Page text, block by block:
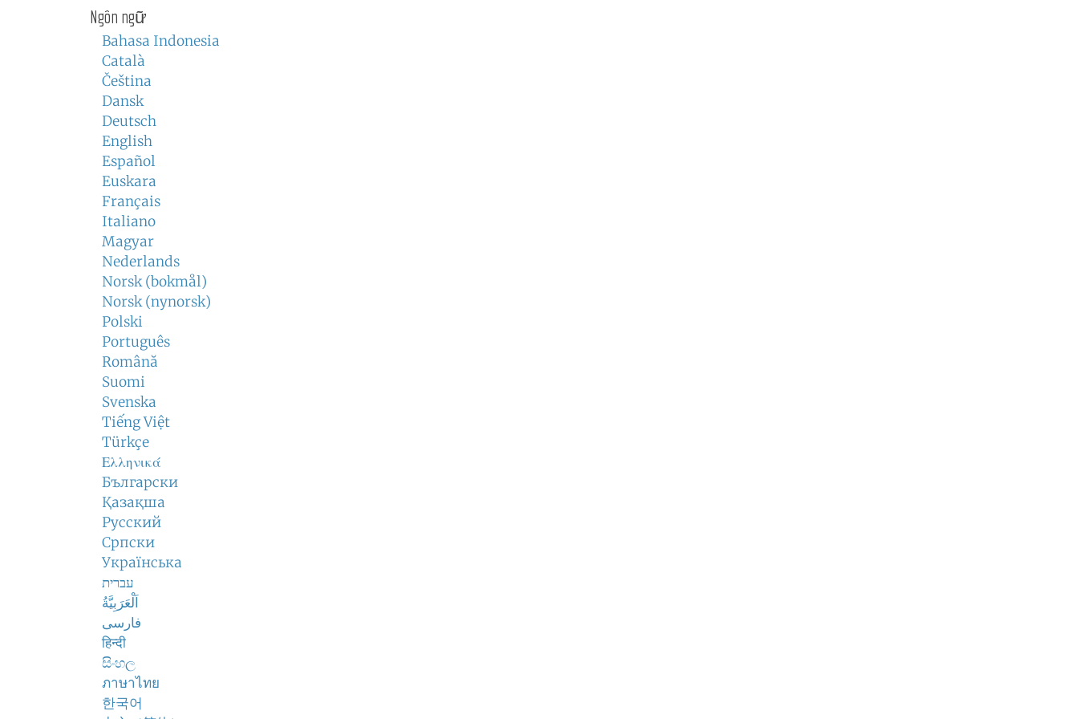
Ngôn ngữ
Bahasa Indonesia
Català
Čeština
Dansk
Deutsch
English
Español
Euskara
Français
Italiano
Magyar
Nederlands
Norsk (bokmål)
Norsk (nynorsk)
Polski
Português
Română
Suomi
Svenska
Tiếng Việt
Türkçe
Ελληνικά
Български
Қазақша
Русский
Српски
Українська
עברית
اَلْعَرَبِيَّةُ
فارسی
हिन्दी
සිංහල
ภาษาไทย
한국어